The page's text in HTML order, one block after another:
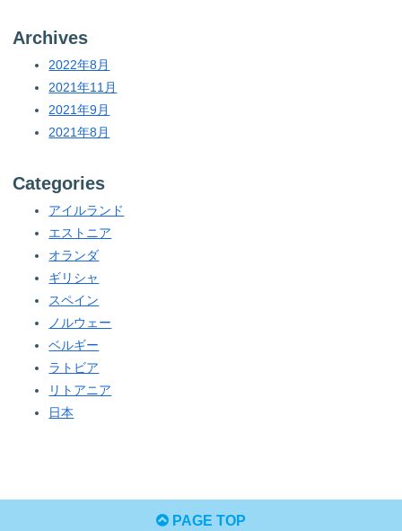
Archives
2022年8月
2021年11月
2021年9月
2021年8月
Categories
アイルランド
エストニア
オランダ
ギリシャ
スペイン
ノルウェー
ベルギー
ラトビア
リトアニア
日本
PAGE TOP